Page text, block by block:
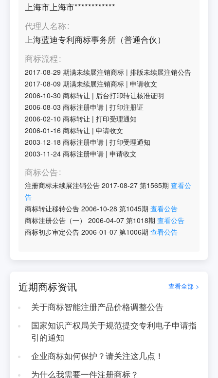
上海市上海市************
代理人名称
上海蓝迪专利商标事务所（普通合伙）
商标流程
2017-08-29 期满未续展注销商标 |排版未续展注销公告
2017-08-09 期满未续展注销商标 |申请收文
2006-10-30 商标转让 | 后台打印转让核准证明
2006-08-03 商标注册申请 |打印注册证
2006-02-10 商标转让 |打印受理通知
2006-01-16 商标转让 |申请收文
2003-12-18 商标注册申请 |打印受理通知
2003-11-24 商标注册申请 |申请收文
商标公告
注册商标未续展注销公告 2017-08-27 第1565期 查看公
告
商标转让移转公告 2006-10-28 第1045期 查看公告
商标注册公告（一）
2006-04-07 第1018期 查看公告
商标初步审定公告 2006-01-07 第1006期 查看公告
近期商标资讯 查看全部 >
关于商标智能注册产品价格调整公告
国家知识产权局关于规范提交专利电子申请指
引的通知
企业商标如何保护？请关注这几点！
为什么我需要一件注册商标？